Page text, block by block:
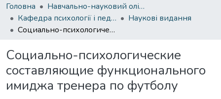
Головна
Навчально-науковий олімпійський інститут
Кафедра психології і педагогіки
Наукові видання
Социально-психологические составляющие функционального имиджа тренера по футболу
Социально-психологические
составляющие функционального
имиджа тренера по футболу